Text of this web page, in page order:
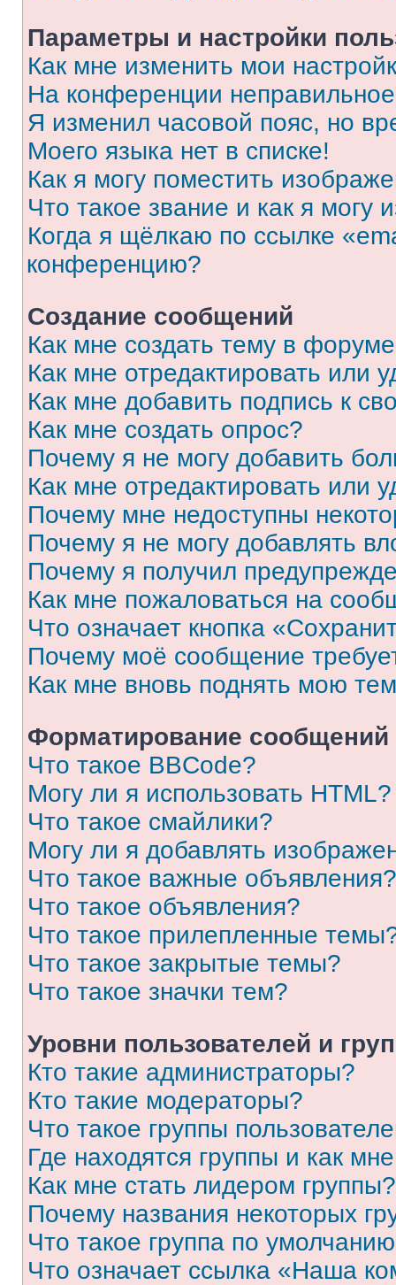
Параметры и настройки
Как мне изменить мои
На конференции
Я изменил часовой пояс, но
Моего языка нет в списке!
Как я могу поместить
Что такое звание и как я могу
Когда я щёлкаю по ссылке
конференцию?
Создание сообщений
Как мне создать тему в
Как мне отредактировать или
Как мне добавить подпись к
Как мне создать опрос?
Почему я не могу добавить
Как мне отредактировать или
Почему мне недоступны
Почему я не могу добавлять
Почему я получил
Как мне пожаловаться на
Что означает кнопка
Почему моё сообщение
Как мне вновь поднять мою
Форматирование
Что такое BBCode?
Могу ли я использовать HTML?
Что такое смайлики?
Могу ли я добавлять
Что такое важные объявления?
Что такое объявления?
Что такое прилепленные
Что такое закрытые темы?
Что такое значки тем?
Уровни пользователей и
Кто такие администраторы?
Кто такие модераторы?
Что такое группы
Где находятся группы и как
Как мне стать лидером группы?
Почему названия некоторых
Что такое группа по
Что означает ссылка «Наша